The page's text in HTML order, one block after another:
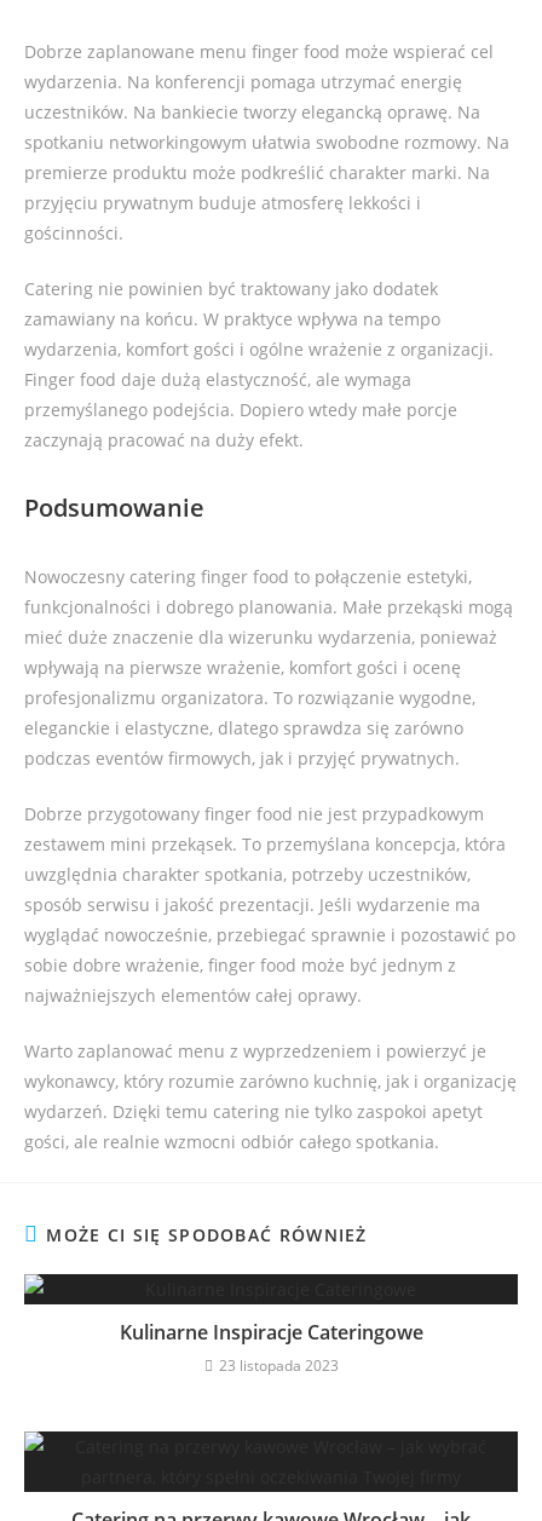
Dobrze zaplanowane menu finger food może wspierać cel
wydarzenia. Na konferencji pomaga utrzymać energię
uczestników. Na bankiecie tworzy elegancką oprawę. Na
spotkaniu networkingowym ułatwia swobodne rozmowy. Na
premierze produktu może podkreślić charakter marki. Na
przyjęciu prywatnym buduje atmosferę lekkości i
gościnności.
Catering nie powinien być traktowany jako dodatek
zamawiany na końcu. W praktyce wpływa na tempo
wydarzenia, komfort gości i ogólne wrażenie z organizacji.
Finger food daje dużą elastyczność, ale wymaga
przemyślanego podejścia. Dopiero wtedy małe porcje
zaczynają pracować na duży efekt.
Podsumowanie
Nowoczesny catering finger food to połączenie estetyki,
funkcjonalności i dobrego planowania. Małe przekąski mogą
mieć duże znaczenie dla wizerunku wydarzenia, ponieważ
wpływają na pierwsze wrażenie, komfort gości i ocenę
profesjonalizmu organizatora. To rozwiązanie wygodne,
eleganckie i elastyczne, dlatego sprawdza się zarówno
podczas eventów firmowych, jak i przyjęć prywatnych.
Dobrze przygotowany finger food nie jest przypadkowym
zestawem mini przekąsek. To przemyślana koncepcja, która
uwzględnia charakter spotkania, potrzeby uczestników,
sposób serwisu i jakość prezentacji. Jeśli wydarzenie ma
wyglądać nowocześnie, przebiegać sprawnie i pozostawić po
sobie dobre wrażenie, finger food może być jednym z
najważniejszych elementów całej oprawy.
Warto zaplanować menu z wyprzedzeniem i powierzyć je
wykonawcy, który rozumie zarówno kuchnię, jak i organizację
wydarzeń. Dzięki temu catering nie tylko zaspokoi apetyt
gości, ale realnie wzmocni odbiór całego spotkania.
MOŻE CI SIĘ SPODOBAĆ RÓWNIEŻ
Kulinarne Inspiracje Cateringowe
23 listopada 2023